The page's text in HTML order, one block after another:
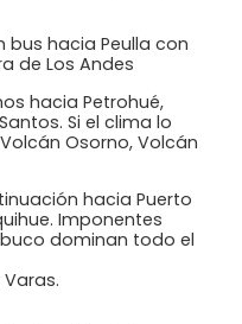
bus hacia Peulla con
de Los Andes
hacia Petrohué,
Si el clima lo
Osorno, Volcán
hacia Puerto
Imponentes
dominan todo el